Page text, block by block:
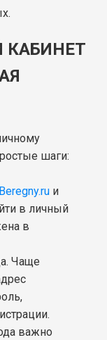
КАБИНЕТ
шаги:
Beregny.ru и
в личный
в
Чаще
важно